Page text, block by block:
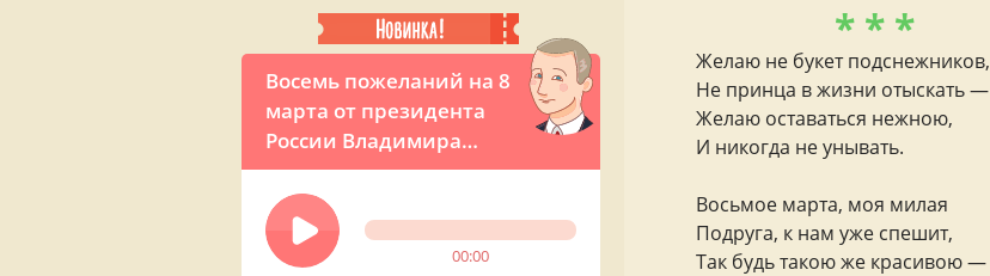
Восемь пожеланий на 8
марта от президента
России Владимира
Путина
00:00
* * *
Желаю не букет подснежников,
Не принца в жизни отыскать —
Желаю оставаться нежною,
И никогда не унывать.
Восьмое марта, моя милая
Подруга, к нам уже спешит,
Так будь такою же красивою —